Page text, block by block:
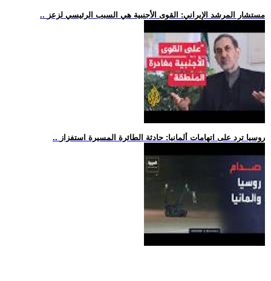
.. مستشار المرشد الإيراني: القوى الأجنبية هي السبب الرئيسي لزعز
.. روسيا ترد على اتهامات ألمانيا: حادثة الطائرة المسيرة استفزاز